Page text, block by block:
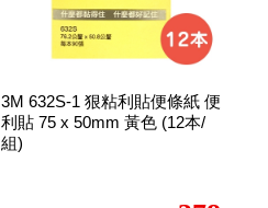
3M 632S-1 狠粘利貼便條紙 便
利貼 75 x 50mm 黃色 (12本/
組)